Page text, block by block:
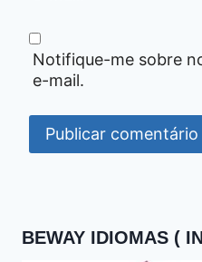
Notifique-me sobre
e-mail.
BEWAY IDIOMAS (